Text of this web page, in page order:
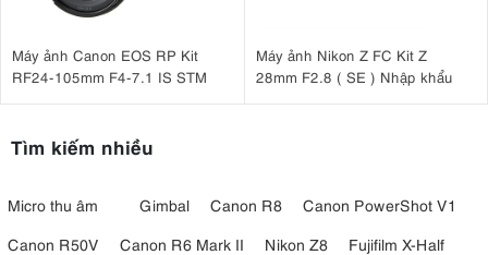
Máy ảnh Canon EOS RP Kit
RF24-105mm F4-7.1 IS STM
Máy ảnh Nikon Z FC Kit Z
28mm F2.8 ( SE ) Nhập khẩu
Tìm kiếm nhiều
Micro thu âm Gimbal Canon R8
Canon PowerShot V1
Canon R50V
Canon R6 Mark II Nikon Z8
Fujifilm X-Half